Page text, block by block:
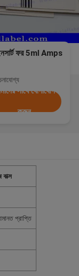
ইনসার্ট ফর 5ml Amps
সাথে যোগাযোগ
করুন
প্রাপ্তি